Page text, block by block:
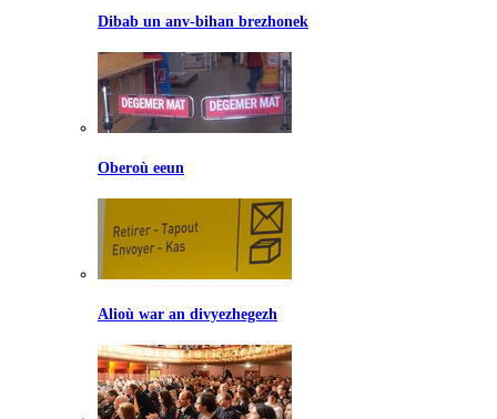
Dibab un anv-bihan brezhonek
Oberoù eeun
Alioù war an divyezhegezh